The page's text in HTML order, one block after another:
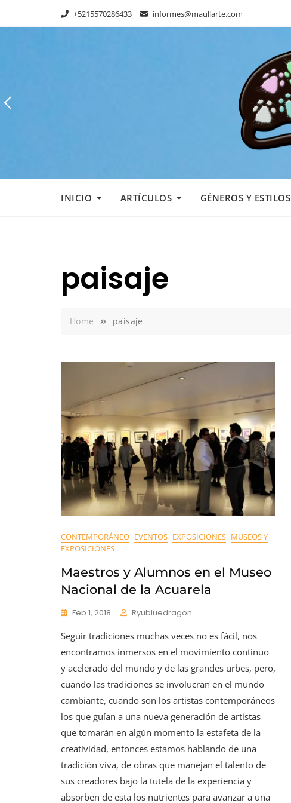
+5215570286433 informes@maullarte.com
INICIO ARTÍCULOS GÉNEROS Y ESTILOS
paisaje
Home paisaje
CONTEMPORÁNEO EVENTOS EXPOSICIONES MUSEOS Y
EXPOSICIONES
Maestros y Alumnos en el Museo
Nacional de la Acuarela
Feb 1, 2018 Ryubluedragon
Seguir tradiciones muchas veces no es fácil, nos
encontramos inmersos en el movimiento continuo
y acelerado del mundo y de las grandes urbes, pero,
cuando las tradiciones se involucran en el mundo
cambiante, cuando son los artistas contemporáneos
los que guían a una nueva generación de artistas
que tomarán en algún momento la estafeta de la
creatividad, entonces estamos hablando de una
tradición viva, de obras que manejan el talento de
sus creadores bajo la tutela de la experiencia y
absorben de esta los nutrientes para avanzar a una